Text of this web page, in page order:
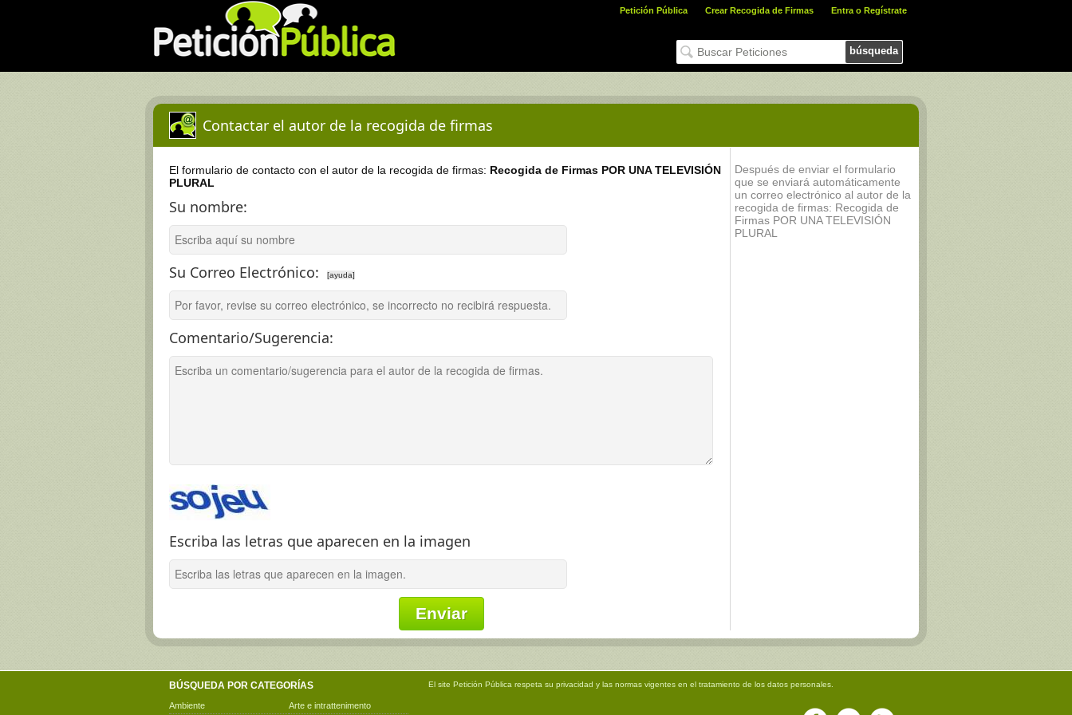
Petición Pública Crear Recogida de Firmas Entra o Regístrate
búsqueda
Contactar el autor de la recogida de firmas
El formulario de contacto con el autor de la recogida de firmas: Recogida de Firmas POR UNA TELEVISIÓN
PLURAL
Su nombre:
Su Correo Electrónico: [ayuda]
Comentario/Sugerencia:
Escriba las letras que aparecen en la imagen
Después de enviar el formulario
que se enviará automáticamente
un correo electrónico al autor de la
recogida de firmas: Recogida de
Firmas POR UNA TELEVISIÓN
PLURAL
BÚSQUEDA POR CATEGORÍAS
Ambiente Arte e intrattenimento
El site Petición Pública respeta su privacidad y las normas vigentes en el tratamiento de los datos personales.